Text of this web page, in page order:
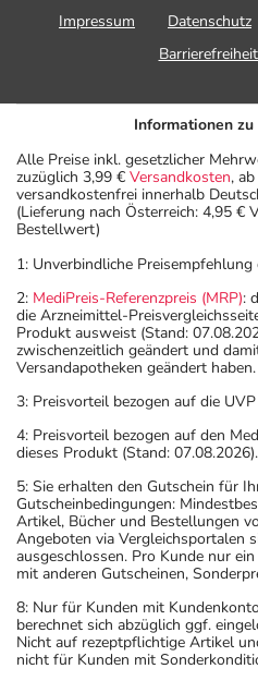
Impressum
Datenschutz
Informationen
Alle Preise inkl. gesetzlicher
zuzüglich 3,99 € Versandkosten,
versandkostenfrei innerhalb
(Lieferung nach Österreich: 4,95 €
Bestellwert)
1: Unverbindliche
2: MediPreis-Referenzpreis (MRP):
die Arzneimittel-
Produkt ausweist (Stand:
zwischenzeitlich geändert und
Versandapotheken geändert haben.
3: Preisvorteil bezogen auf die
4: Preisvorteil bezogen auf den
dieses Produkt (Stand: 07.08.2026).
5: Sie erhalten den Gutschein für
Gutscheinbedingungen:
Artikel, Bücher und Bestellungen
Angeboten via Vergleichsportalen
ausgeschlossen. Pro Kunde nur
mit anderen Gutscheinen,
8: Nur für Kunden mit
berechnet sich abzüglich ggf.
Nicht auf rezeptpflichtige Artikel
nicht für Kunden mit